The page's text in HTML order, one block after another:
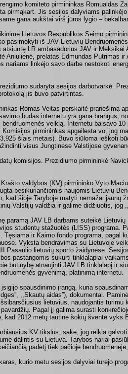
komiteto pirmininkas Romualdas
pirmąkart. Jis sesijos dalyviams
gana aukštai virš jūros lygio –
Lietuvos Respublikos Seimo
pasimokyti iš JAV Lietuvių
LR ambasadorius JAV ir Meksikai
Aniulienė, prelatas Edmundas Putrimas
nariams linkėjo savo darbe nestokoti
sudaryta sesijos darbotvarkė.
jis buvo patvirtintas.
Romas Veitas perskaitė pranešimą
būdas internetu yra gana brangus,
veiklą. Internetu balsavo
pirmininkas apgailesta vo, jog
šiais metais). Buvo siūloma ieškoti
visus Jungtinėse Valstijose
komisijos. Prezidiumo pirmininkė
valdybos (KV) pirmininko Vyto
besikuriančiomis naujomis Lietuvių
kad šioje Taryboje matyti nemažai jaunų
Valstijų valdžia ir galime didžiuotis, jog
paramą JAV LB darbams suteikė
studentų stažuotės (LISS) programa.
ir Kaimo fondo programa, pagal
Vyksta bendravimas su Lietuvoje
Pasaulio lietuvių sporto žaidynėse.
pastangomis sukurti tinklalapiai
būtinybę atnaujinti JAV LB tinklalapį ir
gyvenimą, platinimą internetu.
spausdinimo įrangą, kuria
,,Skautų aidas”), dokumentai.
lietuvius, naudojantis turimu
Pagal jį galima surasti
kad 2012 metų tautinė šokių šventė vyks
KV tikslus, sakė, jog reikia
dalintis su Lietuva. Tarybos nariai
padėtį tiek pačioje
kurio metu sesijos dalyviai turėjo